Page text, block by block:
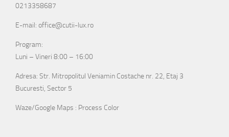
0213358687
E-mail: office@cutii-lux.ro
Program:
Luni – Vineri 8:00 – 16:00
Adresa: Str. Mitropolitul Veniamin Costache nr. 22, Etaj 3
Bucuresti, Sector 5
Waze/Google Maps : Process Color